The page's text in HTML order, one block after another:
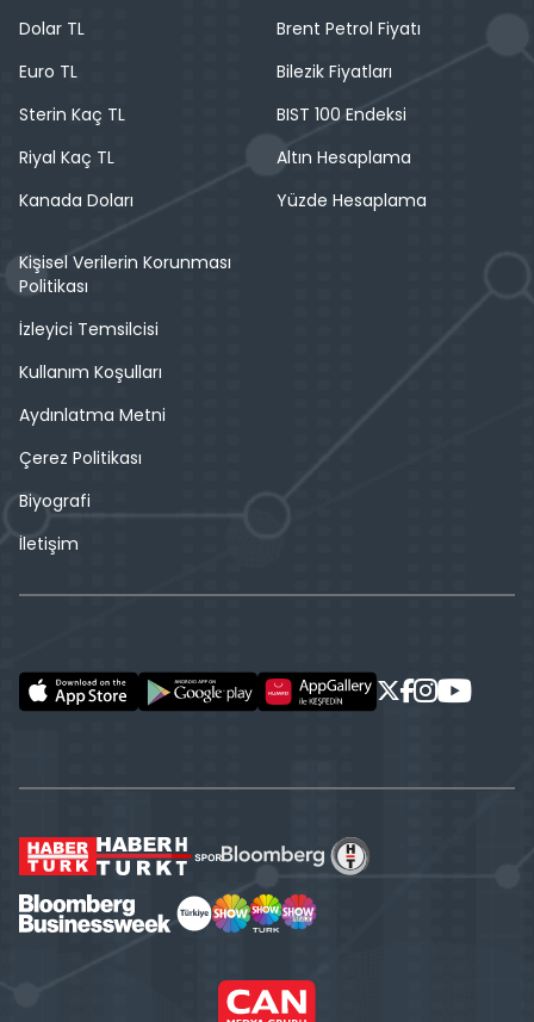
Dolar TL
Euro TL
Sterin Kaç TL
Riyal Kaç TL
Kanada Doları
Brent Petrol Fiyatı
Bilezik Fiyatları
BIST 100 Endeksi
Altın Hesaplama
Yüzde Hesaplama
Kişisel Verilerin Korunması
Politikası
İzleyici Temsilcisi
Kullanım Koşulları
Aydınlatma Metni
Çerez Politikası
Biyografi
İletişim